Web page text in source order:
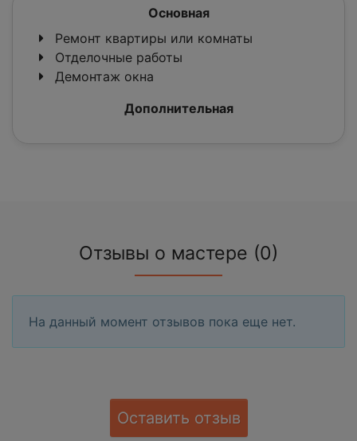
Основная
Ремонт квартиры или комнаты
Отделочные работы
Демонтаж окна
Дополнительная
Отзывы о мастере (0)
На данный момент отзывов пока еще нет.
Оставить отзыв